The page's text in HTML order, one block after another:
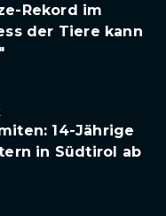
Rekord im
der Tiere kann
14-Jährige
in Südtirol ab